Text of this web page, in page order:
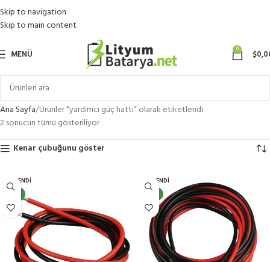
Skip to navigation
Skip to main content
MENÜ 0 $
Ana Sayfa Ürünler “yardımcı güç hattı” olarak etiketlendi
2 sonucun tümü gösteriliyor
Kenar çubuğunu göster
TÜKENDI
TÜKENDI